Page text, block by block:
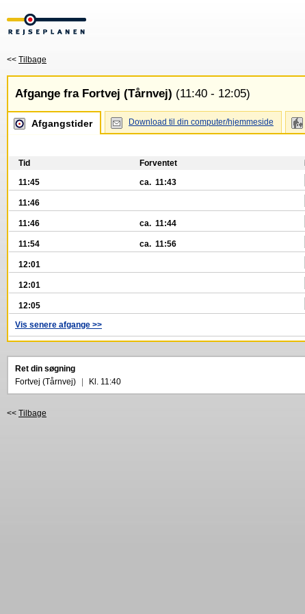
<< Tilbage
Afgange fra Fortvej (Tårnvej) (11:40 - 12:05)
Afgangstider Download til din computer/hjemmeside
Tid
Forventet
11:45
ca. 11:43
11:46
11:46 ca. 11:44
11:54 ca. 11:56
12:01
12:01
12:05
Vis senere afgange >>
Ret din søgning
Fortvej (Tårnvej)
Kl. 11:40
<< Tilbage